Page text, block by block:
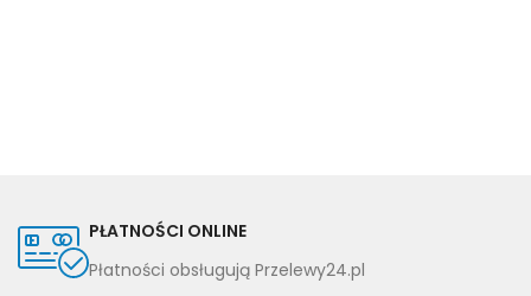
PŁATNOŚCI ONLINE
Płatności obsługują Przelewy24.pl